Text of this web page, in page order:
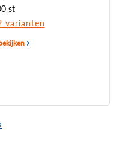
st
varianten